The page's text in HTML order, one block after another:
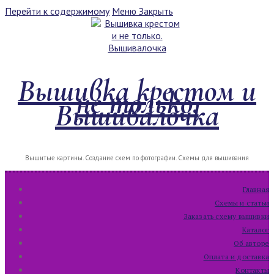
Перейти к содержимому Меню Закрыть
Вышивка крестом и
не только.
Вышивалочка
Вышитые картины. Создание схем по фотографии. Схемы для вышивания
Главная
Схемы и статьи
Заказать схему вышивки
Каталог
Об авторе
Оплата и доставка
Контакты